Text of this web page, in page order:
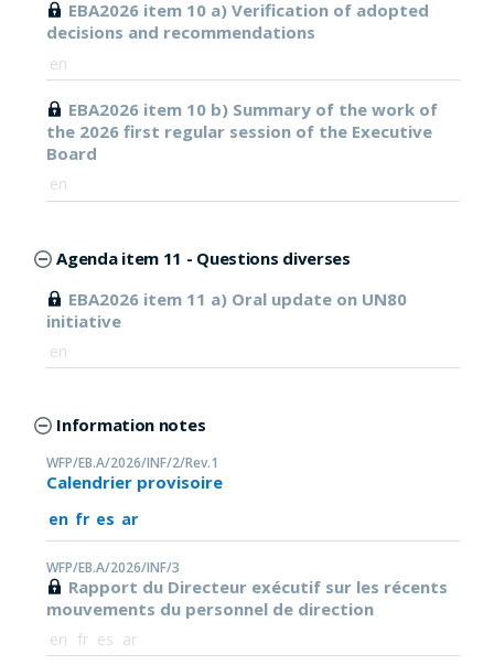
EBA2026 item 10 a) Verification of adopted
decisions and recommendations
en
EBA2026 item 10 b) Summary of the work of
the 2026 first regular session of the Executive
Board
en
Agenda item 11 - Questions diverses
EBA2026 item 11 a) Oral update on UN80
initiative
en
Information notes
WFP/EB.A/2026/INF/2/Rev.1
Calendrier provisoire
en fr es ar
WFP/EB.A/2026/INF/3
Rapport du Directeur exécutif sur les récents
mouvements du personnel de direction
en fr es ar